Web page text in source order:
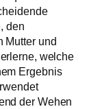
den
Mutter und
welche
Ergebnis
der Wehen